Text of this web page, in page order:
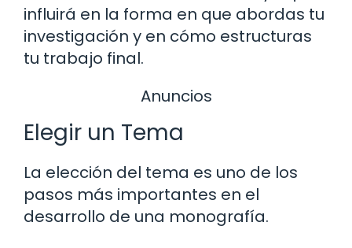
influirá en la forma en que abordas tu
investigación y en cómo estructuras
tu trabajo final.
Anuncios
Elegir un Tema
La elección del tema es uno de los
pasos más importantes en el
desarrollo de una monografía.